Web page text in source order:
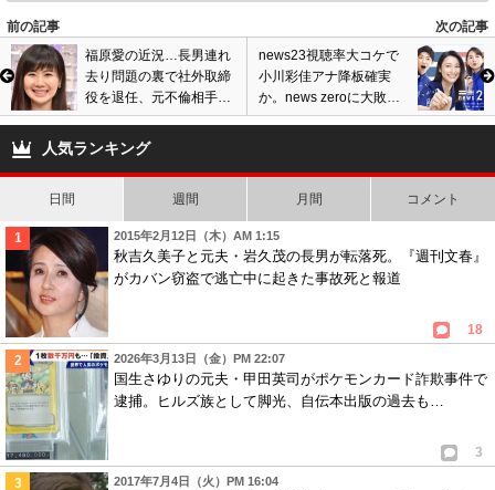
前の記事
次の記事
福原愛の近況…長男連れ
去り問題の裏で社外取締
役を退任、元不倫相手と
シンガポール・中国移住
し再出発の噂も
news23視聴率大コケで
小川彩佳アナ降板確実
か。news zeroに大敗続
き、スタッフ総入れ替え
人気ランキング
日間 週間 月間 コメント
2015年2月12日（木）AM 1:15
秋吉久美子と元夫・岩久茂の長男が転落死。『週刊文春』
がカバン窃盗で逃亡中に起きた事故死と報道
18
2026年3月13日（金）PM 22:07
国生さゆりの元夫・甲田英司がポケモンカード詐欺事件で
逮捕。ヒルズ族として脚光、自伝本出版の過去も…
3
2017年7月4日（火）PM 16:04